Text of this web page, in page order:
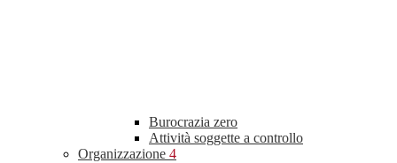
Burocrazia zero
Attività soggette a controllo
Organizzazione 4